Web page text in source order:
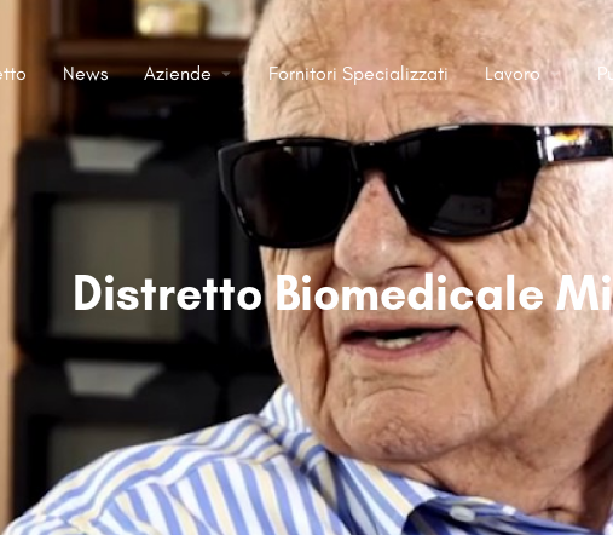
News Aziende Fornitori Specializzati Lavoro
Distretto Biomedicale